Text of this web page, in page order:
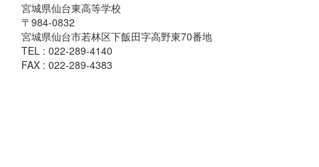
宮城県仙台東高等学校
〒984-0832
宮城県仙台市若林区下飯田字高野東70番地
TEL : 022-289-4140
FAX : 022-289-4383